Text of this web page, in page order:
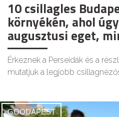
10 csillagles
környékén, ahol
augusztusi eget,
Érkeznek a Perseidák és a
mutatjuk a legjobb
GOODAPEST